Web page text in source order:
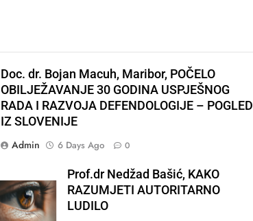
Doc. dr. Bojan Macuh, Maribor, POČELO
OBILJEŽAVANJE 30 GODINA USPJEŠNOG
RADA I RAZVOJA DEFENDOLOGIJE – POGLED
IZ SLOVENIJE
Admin
6 Days Ago 0
Prof.dr Nedžad Bašić, KAKO
RAZUMJETI AUTORITARNO
LUDILO